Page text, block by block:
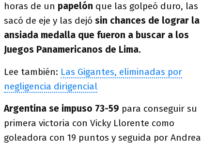
horas de un papelón que las golpeó duro, las
sacó de eje y las dejó sin chances de lograr la
ansiada medalla que fueron a buscar a los
Juegos Panamericanos de Lima.
Lee también: Las Gigantes, eliminadas por
negligencia dirigencial
Argentina se impuso 73-59 para conseguir su
primera victoria con Vicky Llorente como
goleadora con 19 puntos y seguida por Andrea